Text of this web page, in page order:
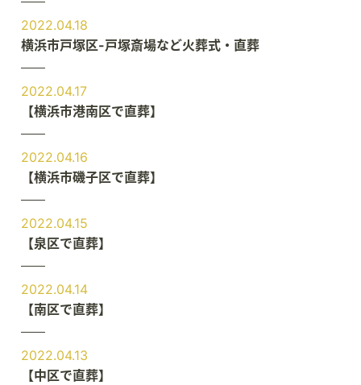
2022.04.18
横浜市戸塚区-戸塚斎場など火葬式・直葬
2022.04.17
【横浜市港南区で直葬】
2022.04.16
【横浜市磯子区で直葬】
2022.04.15
【泉区で直葬】
2022.04.14
【南区で直葬】
2022.04.13
【中区で直葬】